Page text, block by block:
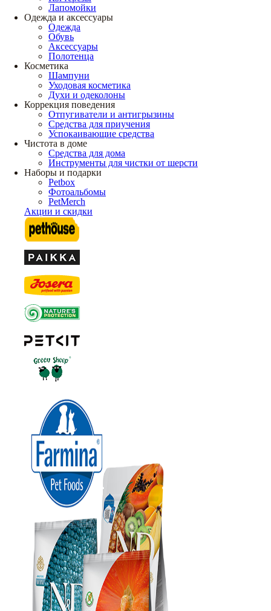
Лапомойки
Одежда и аксессуары
Одежда
Обувь
Аксессуары
Полотенца
Косметика
Шампуни
Уходовая косметика
Духи и одеколоны
Коррекция поведения
Отпугиватели и антигрызины
Средства для приучения
Успокаивающие средства
Чистота в доме
Средства для дома
Инструменты для чистки от шерсти
Наборы и подарки
Petbox
Фотоальбомы
PetMerch
Акции и скидки